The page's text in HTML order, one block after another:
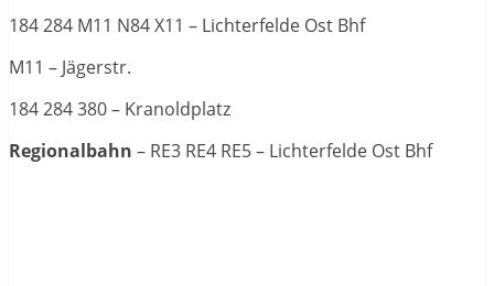
184 284 M11 N84 X11 – Lichterfelde Ost Bhf
M11 – Jägerstr.
184 284 380 – Kranoldplatz
Regionalbahn – RE3 RE4 RE5 – Lichterfelde Ost Bhf